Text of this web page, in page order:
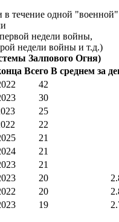
в течение одной "военной"
недели войны,
недели войны и т.д.)
Залпового Огня)
Всего В среднем за
42
30
25
22
21
21
21
20
20
19